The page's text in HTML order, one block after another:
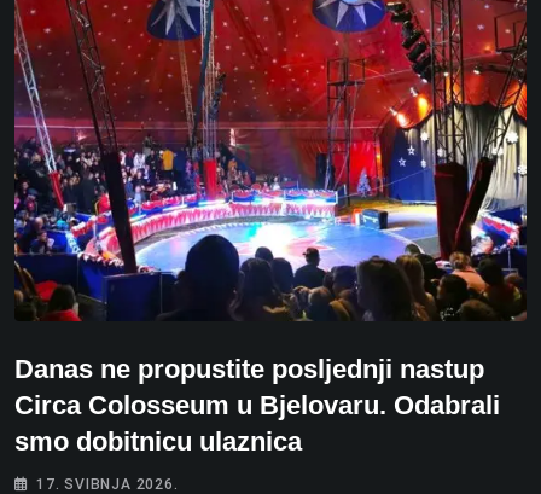
Danas ne propustite posljednji nastup
Circa Colosseum u Bjelovaru. Odabrali
smo dobitnicu ulaznica
17. SVIBNJA 2026.